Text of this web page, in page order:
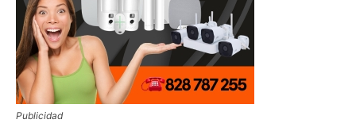
Publicidad